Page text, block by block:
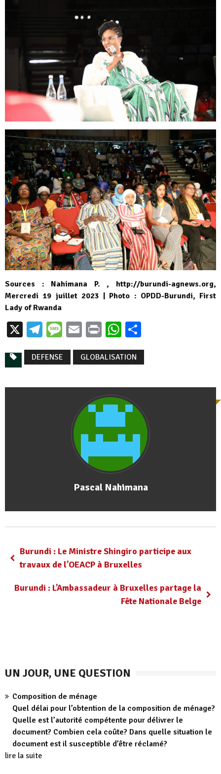
Sources : Nahimana P. , http://burundi-agnews.org,
Mercredi 19 juillet 2023 | Photo : OPDD-Burundi, First
Lady of Rwanda
X Telegram
Message
EmailPrintWhatsApp
DEFENSE GLOBALISATION
Pascal Nahimana
Burundi : Le Ministre Shingiro participe aux
travaux de l’OEACP à Bruxelles
Burundi : L’Ambassadeur à Bruxelles partage la
Fête Nationale Belge
UN JOUR, UNE QUESTION
Composition de ménage
Quel délai pour l’obtention de la composition de ménage?
Quelle est l’autorité compétente pour délivrer le
document? Combien cela coûte? Dans quelle situation le
document est il susceptible d’être réclamé?
lire la suite